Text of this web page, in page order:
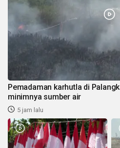
Pemadaman karhutla di
minimnya sumber air
5 jam lalu